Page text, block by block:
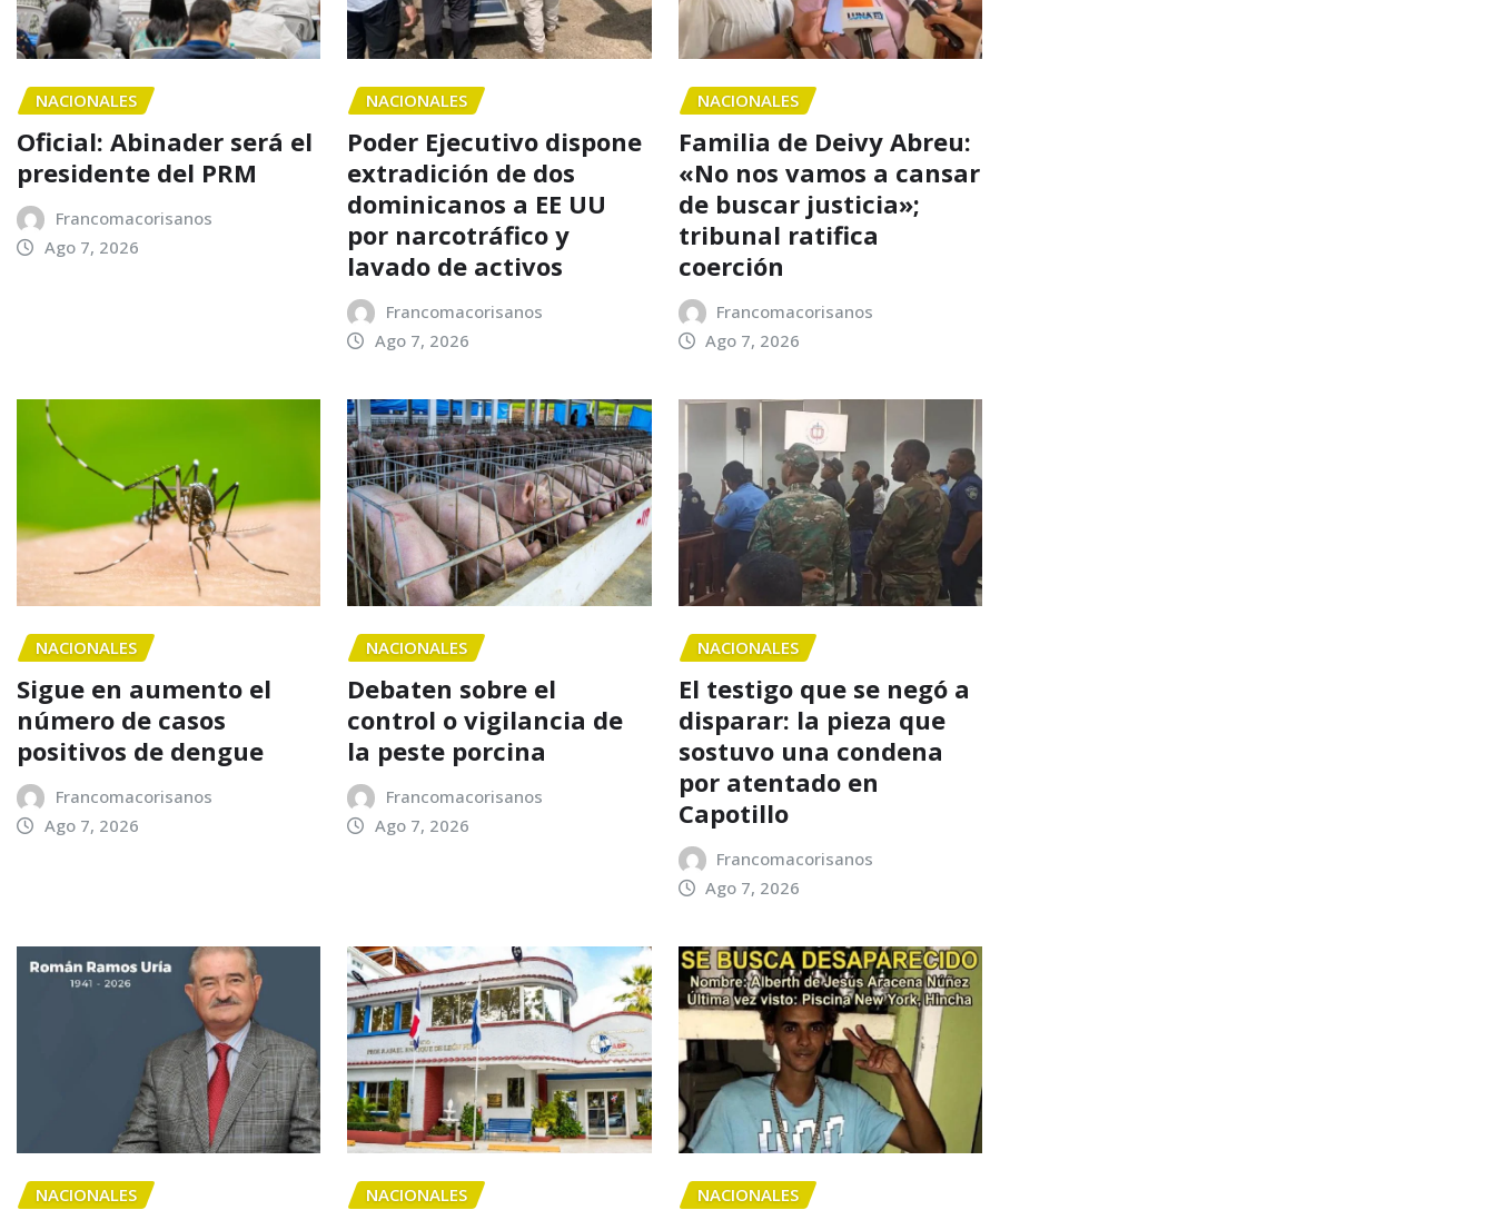
NACIONALES
Oficial: Abinader será el
presidente del PRM
Francomacorisanos
Ago 7, 2026
NACIONALES
Poder Ejecutivo dispone
extradición de dos
dominicanos a EE UU
por narcotráfico y
lavado de activos
Francomacorisanos
Ago 7, 2026
NACIONALES
Familia de Deivy Abreu:
«No nos vamos a cansar
de buscar justicia»;
tribunal ratifica
coerción
Francomacorisanos
Ago 7, 2026
NACIONALES
Sigue en aumento el
número de casos
positivos de dengue
Francomacorisanos
Ago 7, 2026
NACIONALES
Debaten sobre el
control o vigilancia de
la peste porcina
Francomacorisanos
Ago 7, 2026
NACIONALES
El testigo que se negó a
disparar: la pieza que
sostuvo una condena
por atentado en
Capotillo
Francomacorisanos
Ago 7, 2026
NACIONALES NACIONALES NACIONALES